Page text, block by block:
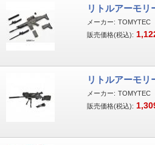
リトルアーモリ
メーカー: TOMYTEC
販売価格(税込):
リトルアーモリ
メーカー: TOMYTEC
販売価格(税込):